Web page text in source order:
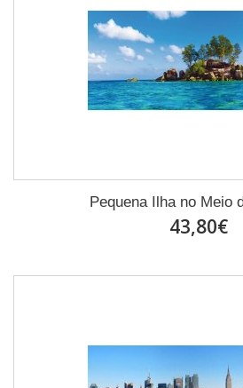
Pequena Ilha no Meio
43,80€